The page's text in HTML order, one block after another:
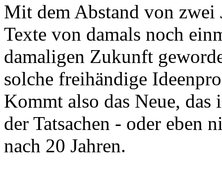
Mit dem Abstand von zwei
Texte von damals noch
damaligen Zukunft
solche freihändige
Kommt also das Neue,
der Tatsachen - oder eben
nach 20 Jahren.